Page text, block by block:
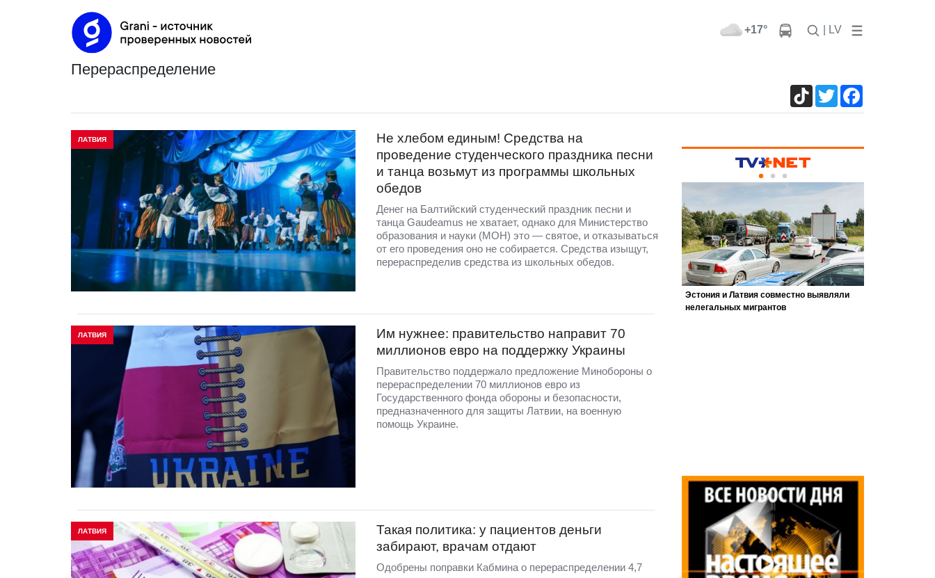
+17° | LV
перераспределение
TikTokTwitter
ЛАТВИЯ
Не хлебом единым! Средства на
проведение студенческого праздника песни
и танца возьмут из программы школьных
обедов
Денег на Балтийский студенческий праздник песни и
танца Gaudeamus не хватает, однако для Министерство
образования и науки (МОН) это — святое, и отказываться
от его проведения оно не собирается. Средства изыщут,
перераспределив средства из школьных обедов.
ЛАТВИЯ
Им нужнее: правительство направит 70
миллионов евро на поддержку Украины
Правительство поддержало предложение Минобороны о
перераспределении 70 миллионов евро из
Государственного фонда обороны и безопасности,
предназначенного для защиты Латвии, на военную
помощь Украине.
ЛАТВИЯ
Такая политика: у пациентов деньги
забирают, врачам отдают
Одобрены поправки Кабмина о перераспределении 4,7